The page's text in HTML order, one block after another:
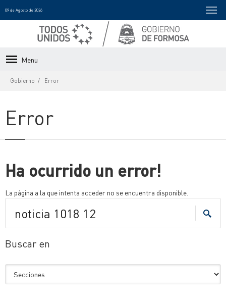
09 de Agosto de 2026
Menu
Gobierno Error
Error
Ha ocurrido un error!
La página a la que intenta acceder no se encuentra disponible.
Buscar en